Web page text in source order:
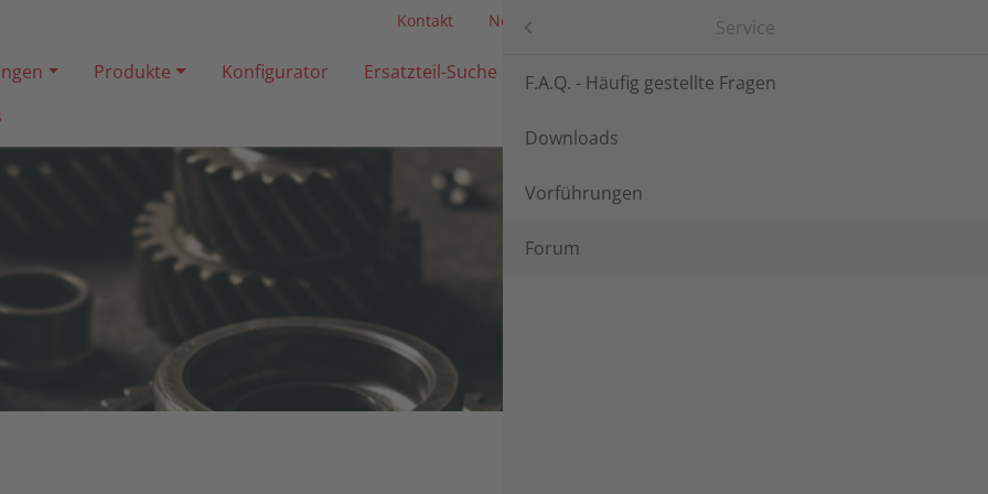
Kontakt News Languages
Produkte Konfigurator Ersatzteil-Suche Händlersuche
Service
Agria-Werke GmbH
Anwendungen
Konfigurator
Service
Über Uns
Service
F.A.Q. - Häufig gestellte Fragen
Downloads
Vorführungen
Forum